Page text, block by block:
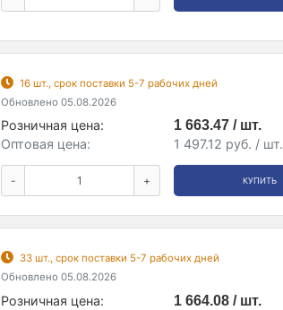
16 шт., срок поставки 5-7 рабочих дней
Обновлено 05.08.2026
Розничная цена:
1 663.47 / шт.
Оптовая цена:
1 497.12 руб. / шт.
- + КУПИТЬ
33 шт., срок поставки 5-7 рабочих дней
Обновлено 05.08.2026
Розничная цена:
1 664.08 / шт.